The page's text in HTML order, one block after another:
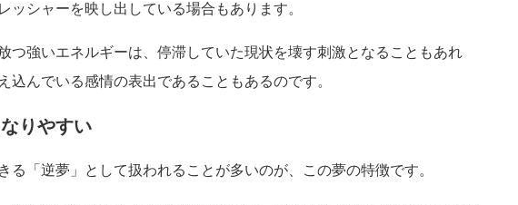
ッシャーを映し出している場合もあります。
つ強いエネルギーは、停滞していた現状を壊す刺激となることもあれ
込んでいる感情の表出であることもあるのです。
りやすい
る「逆夢」として扱われることが多いのが、この夢の特徴です。